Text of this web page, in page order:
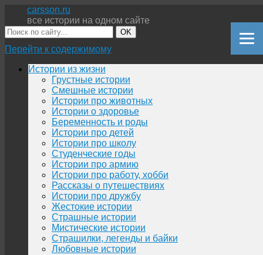
carsson.ru
все истории на одном сайте
OK
Перейти к содержимому
Истории из жизни
Грустные истории
Смешные истории
Истории про животных
Истории о здоровье
Беременность и роды
Истории про детей
Истории про школу
Студенческие годы
Истории про армию
Истории про работу, хобби
Рассказы о путешествиях
Истории про дружбу
Жестокие истории
Страшные истории
Мистические истории
Страшилки, легенды и байки
Любовные истории